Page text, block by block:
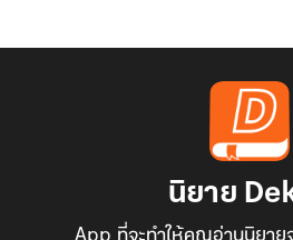
นิยาย